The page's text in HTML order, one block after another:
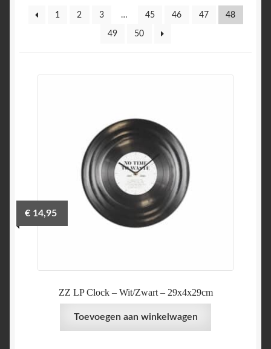
1 2 3 … 45 46 47 48
49 50
ZZ LP Clock – Wit/Zwart – 29x4x29cm
€14,95
Toevoegen aan winkelwagen